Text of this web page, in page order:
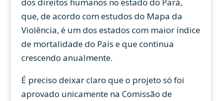
que, de acordo com estudos do Mapa da
Violência, é um dos estados com maior índice
de mortalidade do País e que continua
crescendo anualmente.
É preciso deixar claro que o projeto só foi
aprovado unicamente na Comissão de